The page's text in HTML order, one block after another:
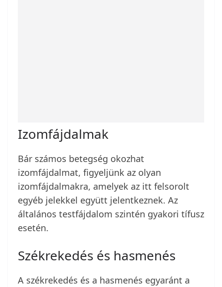
Izomfájdalmak
Bár számos betegség okozhat
izomfájdalmat, figyeljünk az olyan
izomfájdalmakra, amelyek az itt felsorolt
egyéb jelekkel együtt jelentkeznek. Az
általános testfájdalom szintén gyakori tífusz
esetén.
Székrekedés és hasmenés
A székrekedés és a hasmenés egyaránt a